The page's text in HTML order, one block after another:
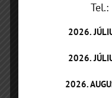
2026.
2026.
2026.